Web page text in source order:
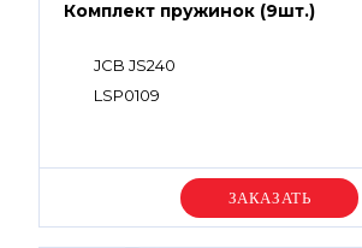
Комплект пружинок (9шт.)
JCB JS240
LSP0109
Уточняйте цену